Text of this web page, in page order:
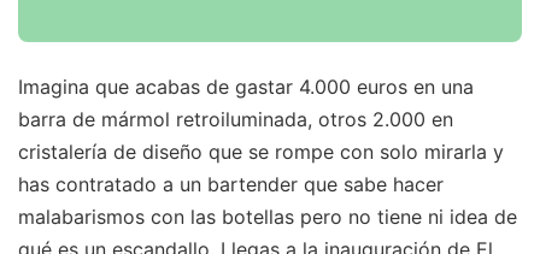
Imagina que acabas de gastar 4.000 euros en una
barra de mármol retroiluminada, otros 2.000 en
cristalería de diseño que se rompe con solo mirarla y
has contratado a un bartender que sabe hacer
malabarismos con las botellas pero no tiene ni idea de